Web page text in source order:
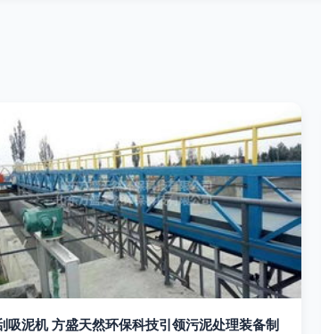
吸泥机 方盛天然环保科技引领污泥处理装备制